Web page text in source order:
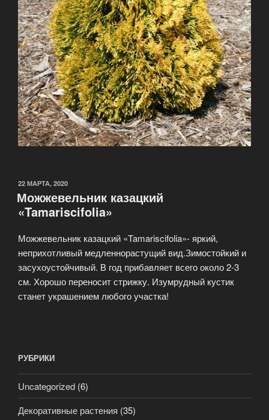
ОПУБЛИКОВАНО
22 МАРТА, 2020
Можжевельник казацкий
«Tamariscifolia»
Можжевельник казацкий «Tamariscifolia»- яркий,
неприхотливый медленнорастущий вид.Зимостойкий и
засухоустойчивый. В год прибавляет всего около 2-3
см. Хорошо переносит стрижку. Изумрудный кустик
станет украшением любого участка!
РУБРИКИ
Uncategorized (6)
Декоративные растения (35)